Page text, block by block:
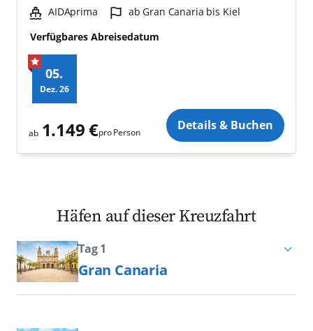
Schiff:
AIDAprima Hafen:
ab Gran Canaria bis Kiel
Verfügbares Abreisedatum
05.
Dez.26
ab 1.149 €pro Person Details & Buchen
Häfen auf dieser Kreuzfahrt
Tag 1
Gran Canaria
Bei einer Kreuzfahrt durch den